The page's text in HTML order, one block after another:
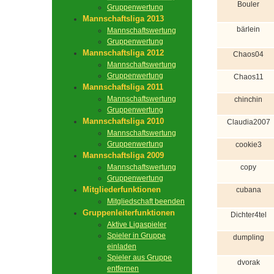
Gruppenwertung
Mannschaftsliga 2013
Mannschaftswertung
Gruppenwertung
Mannschaftsliga 2012
Mannschaftswertung
Gruppenwertung
Mannschaftsliga 2011
Mannschaftswertung
Gruppenwertung
Mannschaftsliga 2010
Mannschaftswertung
Gruppenwertung
Mannschaftsliga 2009
Mannschaftswertung
Gruppenwertung
Mitgliederfunktionen
Mitgliedschaft beenden
Gruppenleiterfunktionen
Aktive Ligaspieler
Spieler in Gruppe
einladen
Spieler aus Gruppe
entfernen
Bouler
bärlein
Chaos04
Chaos11
chinchin
Claudia2007
cookie3
copy
cubana
Dichter4tel
dumpling
dvorak